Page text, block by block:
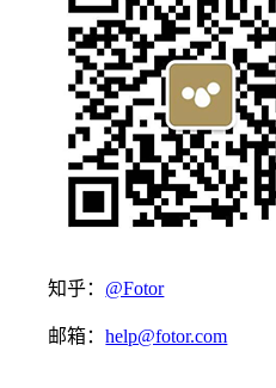
知乎： @Fotor
邮箱：help@fotor.com